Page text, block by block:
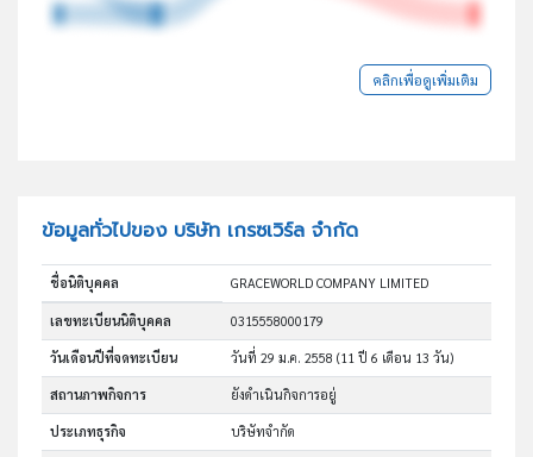
คลิกเพื่อดูเพิ่มเติม
ข้อมูลทั่วไปของ บริษัท เกรซเวิร์ล จำกัด
ชื่อนิติบุคคล GRACEWORLD COMPANY LIMITED
เลขทะเบียนนิติบุคคล 0315558000179
วันเดือนปีที่จดทะเบียน วันที่ 29 ม.ค. 2558(11 ปี 6 เดือน 13 วัน)
สถานภาพกิจการ ยังดำเนินกิจการอยู่
ประเภทธุรกิจ บริษัทจำกัด